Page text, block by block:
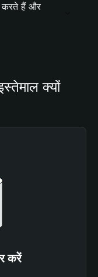
हैं और
क्यों
करें